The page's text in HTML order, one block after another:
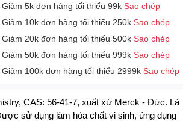
Giảm 5k đơn hàng tối thiểu 99kSao chép
Giảm 10k đơn hàng tối thiểu 250kSao chép
Giảm 20k đơn hàng tối thiểu 500kSao chép
Giảm 50k đơn hàng tối thiểu 999kSao chép
Giảm 100k đơn hàng tối thiểu 2999kSao chép
CAS: 56-41-7, xuất xứ Merck - Đức. Là
sử dụng làm hóa chất vi sinh, ứng dụng